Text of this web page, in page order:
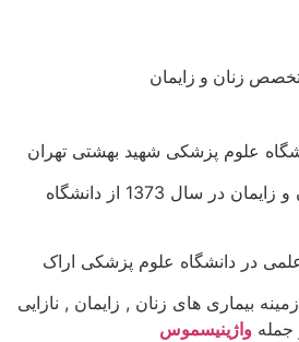
زنان و زایمان
دریافت برد تخصصی زنان و زایمان در سال 1373 از دانشگاه
بیماری های زنان , زایمان , نازایی
واژینیسموس